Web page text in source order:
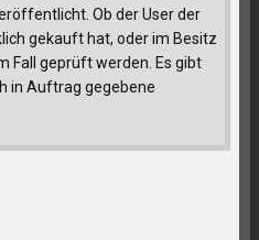
Ob der User der
gekauft hat, oder im Besitz
Fall geprüft werden. Es gibt
in Auftrag gegebene